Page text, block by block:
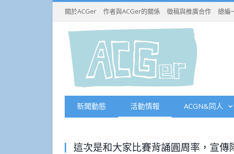
關於ACGer 作者與ACGer的關係 徵稿與推廣合作 總編
新聞動態 活動情報 ACGN&同人
這次是和大家比賽背誦圓周率，宣傳